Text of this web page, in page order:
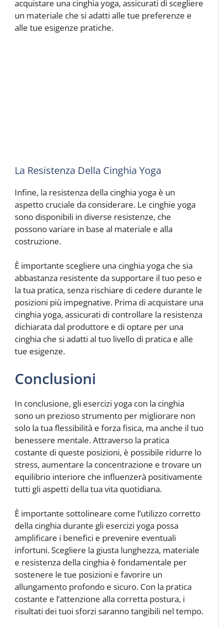
acquistare una cinghia yoga, assicurati di scegliere
un materiale che si adatti alle tue preferenze e
alle tue esigenze pratiche.
La Resistenza Della Cinghia Yoga
Infine, la resistenza della cinghia yoga è un
aspetto cruciale da considerare. Le cinghie yoga
sono disponibili in diverse resistenze, che
possono variare in base al materiale e alla
costruzione.
È importante scegliere una cinghia yoga che sia
abbastanza resistente da supportare il tuo peso e
la tua pratica, senza rischiare di cedere durante le
posizioni più impegnative. Prima di acquistare una
cinghia yoga, assicurati di controllare la resistenza
dichiarata dal produttore e di optare per una
cinghia che si adatti al tuo livello di pratica e alle
tue esigenze.
Conclusioni
In conclusione, gli esercizi yoga con la cinghia
sono un prezioso strumento per migliorare non
solo la tua flessibilità e forza fisica, ma anche il tuo
benessere mentale. Attraverso la pratica
costante di queste posizioni, è possibile ridurre lo
stress, aumentare la concentrazione e trovare un
equilibrio interiore che influenzerà positivamente
tutti gli aspetti della tua vita quotidiana.
È importante sottolineare come l’utilizzo corretto
della cinghia durante gli esercizi yoga possa
amplificare i benefici e prevenire eventuali
infortuni. Scegliere la giusta lunghezza, materiale
e resistenza della cinghia è fondamentale per
sostenere le tue posizioni e favorire un
allungamento profondo e sicuro. Con la pratica
costante e l’attenzione alla corretta postura, i
risultati dei tuoi sforzi saranno tangibili nel tempo.